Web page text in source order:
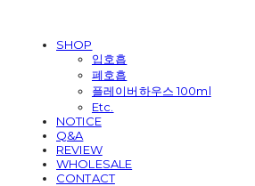
SHOP
입호흡
폐호흡
플레이버하우스 100ml
Etc.
NOTICE
Q&A
REVIEW
WHOLESALE
CONTACT